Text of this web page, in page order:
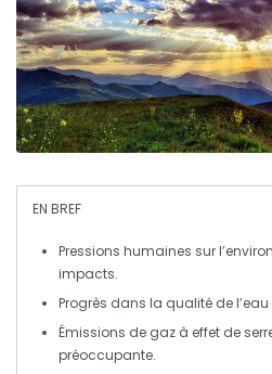
EN BREF
Pressions humaines sur
impacts.
Progrès dans la qualité de l’eau
Émissions de gaz à effet de
préoccupante.